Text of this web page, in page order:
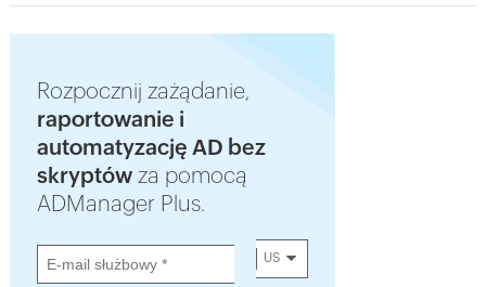
Rozpocznij zażądanie,
raportowanie i
automatyzację AD bez
skryptówza pomocą
ADManager Plus.
US